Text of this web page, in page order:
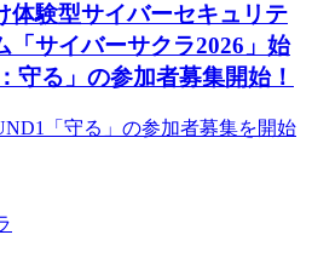
体験型サイバーセキュリテ
「サイバーサクラ2026」始
守る」の参加者募集開始！
「守る」の参加者募集を開始